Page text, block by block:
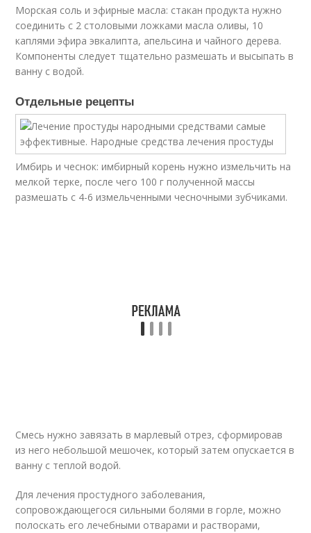
Морская соль и эфирные масла: стакан продукта нужно
соединить с 2 столовыми ложками масла оливы, 10
каплями эфира эвкалипта, апельсина и чайного дерева.
Компоненты следует тщательно размешать и высыпать в
ванну с водой.
Отдельные рецепты
Имбирь и чеснок: имбирный корень нужно измельчить на
мелкой терке, после чего 100 г полученной массы
размешать с 4-6 измельченными чесночными зубчиками.
Смесь нужно завязать в марлевый отрез, сформировав
из него небольшой мешочек, который затем опускается в
ванну с теплой водой.
Для лечения простудного заболевания,
сопровождающегося сильными болями в горле, можно
полоскать его лечебными отварами и растворами,